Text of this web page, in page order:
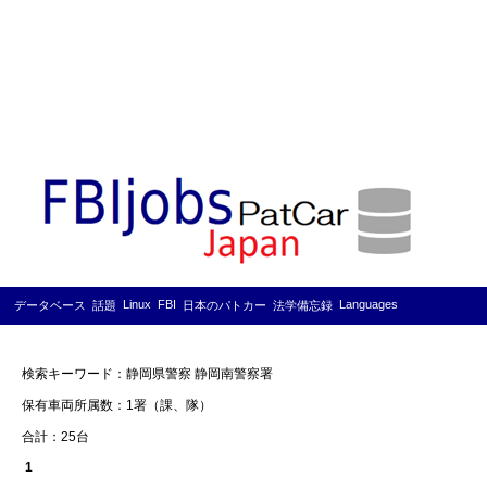
データベース 話題 Linux FBI 日本のパトカー 法学備忘録 Languages
検索キーワード：静岡県警察 静岡南警察署
保有車両所属数：1署（課、隊）
合計：25台
1